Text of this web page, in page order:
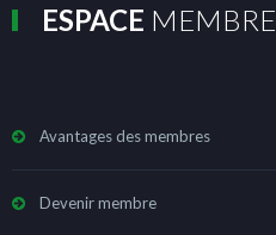
ESPACE MEMBRE
Avantages des membres
Devenir membre